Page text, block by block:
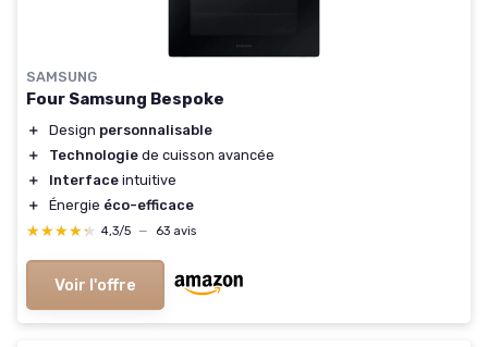
SAMSUNG
Four Samsung Bespoke
＋ Design personnalisable
＋
Technologie de cuisson avancée
＋
Interface intuitive
＋
Énergie éco-efficace
★★★★★
★★★★★ 4,3/5 — 63 avis
Voir l'offre